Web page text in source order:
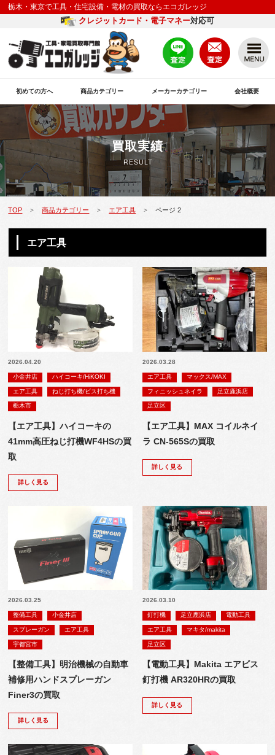
栃木・東京で工具・住宅設備・電材の買取ならエコガレッジ
クレジットカード・電子マネー対応可
初めての方へ 商品カテゴリー メーカーカテゴリー 会社概要
買取実績
RESULT
TOP > 商品カテゴリー > エア工具 > ページ 2
エア工具
2026.04.20
小金井店 ハイコーキ/HiKOKI
エア工具 ねじ打ち機/ビス打ち機
栃木市
【エア工具】ハイコーキの
41mm高圧ねじ打機WF4HSの買
取
詳しく見る
2026.03.28
エア工具 マックス/MAX
フィニッシュネイラ 足立鹿浜店
足立区
【エア工具】MAX コイルネイ
ラ CN-565Sの買取
詳しく見る
2026.03.25
整備工具 小金井店
スプレーガン エア工具
宇都宮市
【整備工具】明治機械の自動車
補修用ハンドスプレーガン
Finer3の買取
詳しく見る
2026.03.10
釘打機 足立鹿浜店 電動工具
エア工具 マキタ/makita
足立区
【電動工具】Makita エアビス
釘打機 AR320HRの買取
詳しく見る